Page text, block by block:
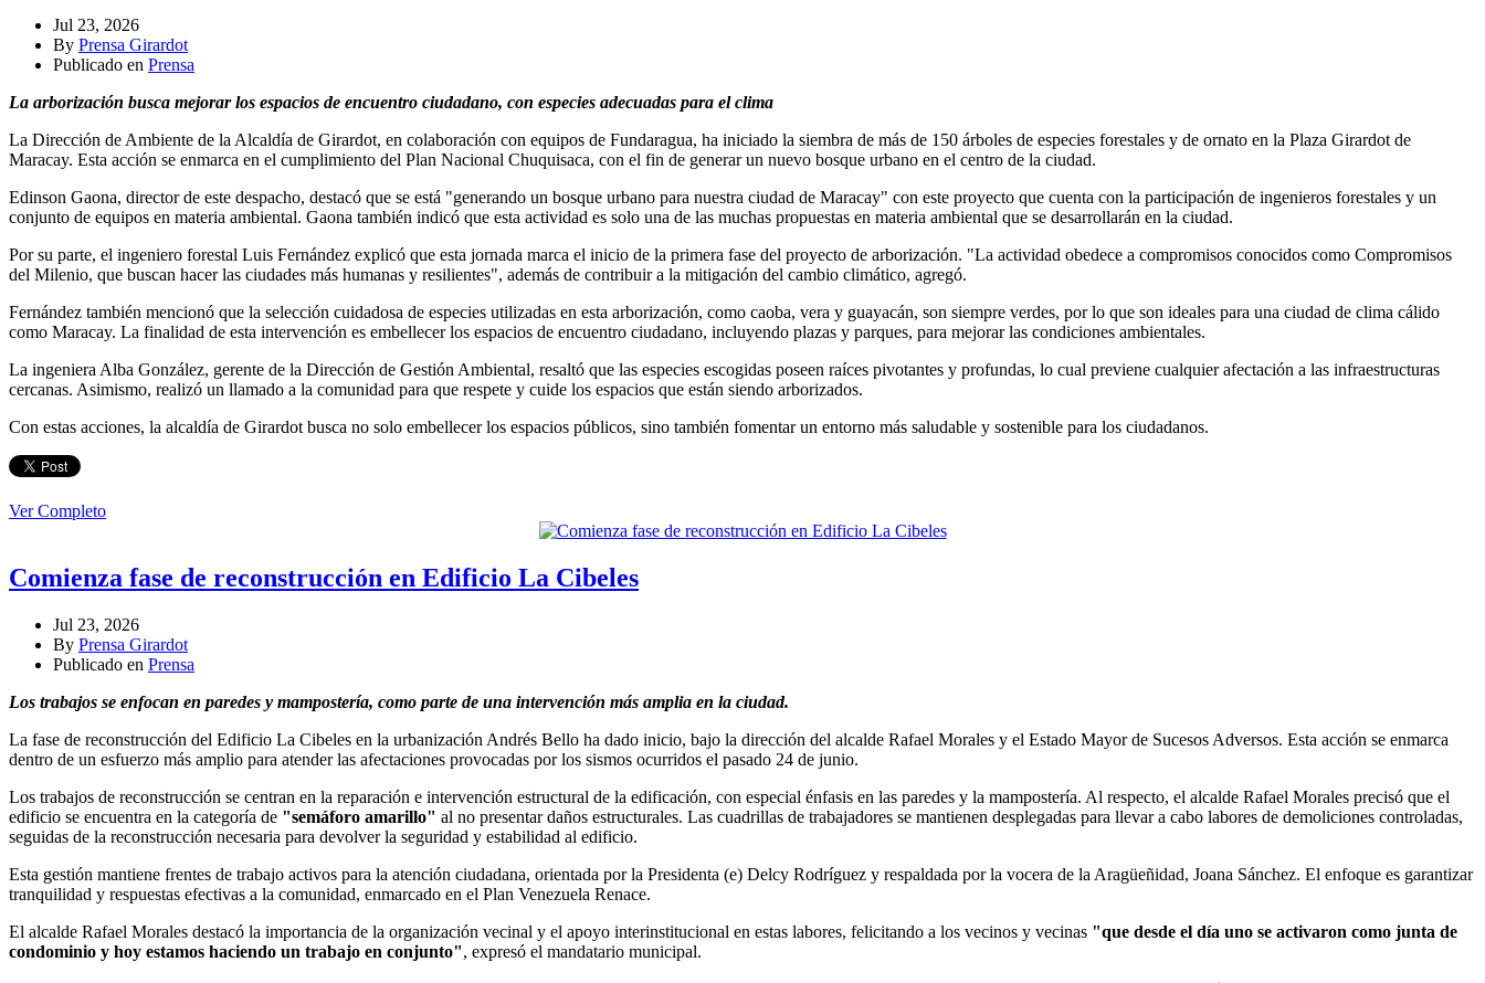
Jul 23, 2026
By Prensa Girardot
Publicado en Prensa
La arborización busca mejorar los espacios de encuentro ciudadano, con especies adecuadas para el clima
La Dirección de Ambiente de la Alcaldía de Girardot, en colaboración con equipos de Fundaragua, ha iniciado la siembra de más de 150 árboles de especies forestales y de ornato en la Plaza Girardot de
Maracay. Esta acción se enmarca en el cumplimiento del Plan Nacional Chuquisaca, con el fin de generar un nuevo bosque urbano en el centro de la ciudad.
Edinson Gaona, director de este despacho, destacó que se está "generando un bosque urbano para nuestra ciudad de Maracay" con este proyecto que cuenta con la participación de ingenieros forestales y un
conjunto de equipos en materia ambiental. Gaona también indicó que esta actividad es solo una de las muchas propuestas en materia ambiental que se desarrollarán en la ciudad.
Por su parte, el ingeniero forestal Luis Fernández explicó que esta jornada marca el inicio de la primera fase del proyecto de arborización. "La actividad obedece a compromisos conocidos como Compromisos
del Milenio, que buscan hacer las ciudades más humanas y resilientes", además de contribuir a la mitigación del cambio climático, agregó.
Fernández también mencionó que la selección cuidadosa de especies utilizadas en esta arborización, como caoba, vera y guayacán, son siempre verdes, por lo que son ideales para una ciudad de clima cálido
como Maracay. La finalidad de esta intervención es embellecer los espacios de encuentro ciudadano, incluyendo plazas y parques, para mejorar las condiciones ambientales.
La ingeniera Alba González, gerente de la Dirección de Gestión Ambiental, resaltó que las especies escogidas poseen raíces pivotantes y profundas, lo cual previene cualquier afectación a las infraestructuras
cercanas. Asimismo, realizó un llamado a la comunidad para que respete y cuide los espacios que están siendo arborizados.
Con estas acciones, la alcaldía de Girardot busca no solo embellecer los espacios públicos, sino también fomentar un entorno más saludable y sostenible para los ciudadanos.
Ver Completo
Comienza fase de reconstrucción en Edificio La Cibeles
Jul 23, 2026
By Prensa Girardot
Publicado en Prensa
Los trabajos se enfocan en paredes y mampostería, como parte de una intervención más amplia en la ciudad.
La fase de reconstrucción del Edificio La Cibeles en la urbanización Andrés Bello ha dado inicio, bajo la dirección del alcalde Rafael Morales y el Estado Mayor de Sucesos Adversos. Esta acción se enmarca
dentro de un esfuerzo más amplio para atender las afectaciones provocadas por los sismos ocurridos el pasado 24 de junio.
Los trabajos de reconstrucción se centran en la reparación e intervención estructural de la edificación, con especial énfasis en las paredes y la mampostería. Al respecto, el alcalde Rafael Morales precisó que el
edificio se encuentra en la categoría de "semáforo amarillo" al no presentar daños estructurales. Las cuadrillas de trabajadores se mantienen desplegadas para llevar a cabo labores de demoliciones controladas,
seguidas de la reconstrucción necesaria para devolver la seguridad y estabilidad al edificio.
Esta gestión mantiene frentes de trabajo activos para la atención ciudadana, orientada por la Presidenta (e) Delcy Rodríguez y respaldada por la vocera de la Aragüeñidad, Joana Sánchez. El enfoque es garantizar
tranquilidad y respuestas efectivas a la comunidad, enmarcado en el Plan Venezuela Renace.
El alcalde Rafael Morales destacó la importancia de la organización vecinal y el apoyo interinstitucional en estas labores, felicitando a los vecinos y vecinas "que desde el día uno se activaron como junta de
condominio y hoy estamos haciendo un trabajo en conjunto", expresó el mandatario municipal.